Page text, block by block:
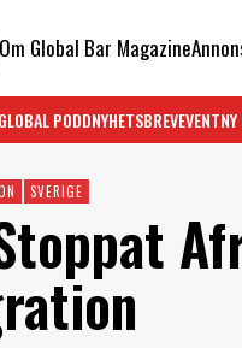
Om Global Bar Magazine
GLOBAL PODDNYHETSBREVEVENT
SVERIGE